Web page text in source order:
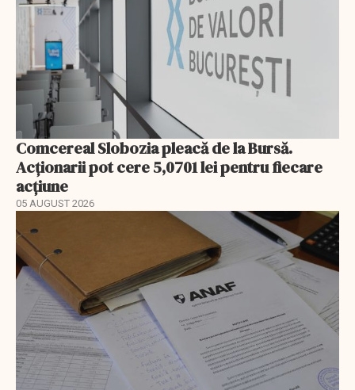
Comcereal Slobozia pleacă de la Bursă.
Acționarii pot cere 5,0701 lei pentru fiecare
acțiune
05 AUGUST 2026